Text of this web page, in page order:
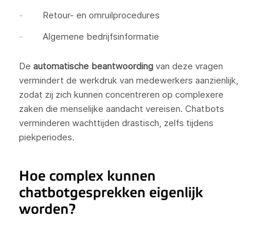
Retour- en omruilprocedures
Algemene bedrijfsinformatie
De automatische beantwoording van deze vragen
vermindert de werkdruk van medewerkers aanzienlijk,
zodat zij zich kunnen concentreren op complexere
zaken die menselijke aandacht vereisen. Chatbots
verminderen wachttijden drastisch, zelfs tijdens
piekperiodes.
Hoe complex kunnen
chatbotgesprekken eigenlijk
worden?